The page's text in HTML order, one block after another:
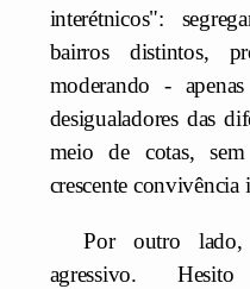
interétnicos":
bairros distintos,
moderando -
desigualadores das
meio de cotas,
crescente convivência
Por outro
agressivo.